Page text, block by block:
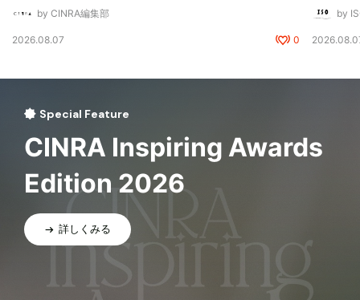
by CINRA編集部
2026.08.07 0
by
Special Feature
CINRA Inspiring Awards
Edition 2026
詳しくみる